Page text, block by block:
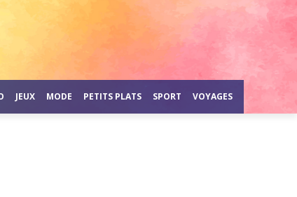
JEUX MODE PETITS PLATS SPORT VOYAGES